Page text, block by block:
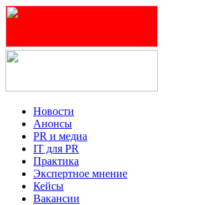
Новости
Анонсы
PR и медиа
IT для PR
Практика
Экспертное мнение
Кейсы
Вакансии